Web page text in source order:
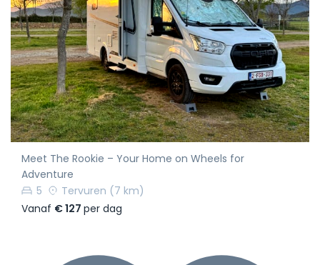
Meet The Rookie – Your Home on Wheels for
Adventure
5
Tervuren (7 km)
Vanaf € 127 per dag